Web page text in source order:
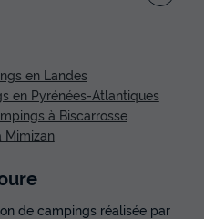
en Landes
en Pyrénées-Atlantiques
à Biscarrosse
Mimizan
de campings réalisée par